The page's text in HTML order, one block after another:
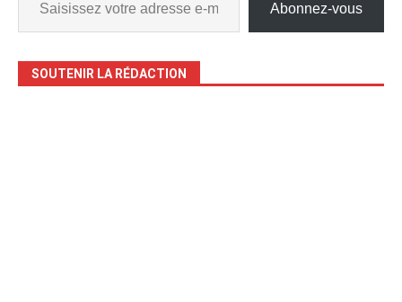
Abonnez-vous
SOUTENIR LA RÉDACTION